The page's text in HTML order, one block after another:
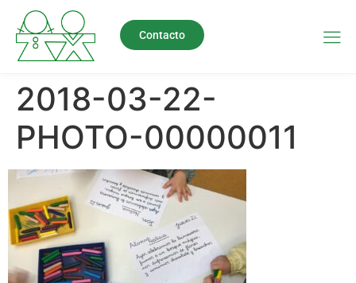
Contacto
2018-03-22-
PHOTO-00000011